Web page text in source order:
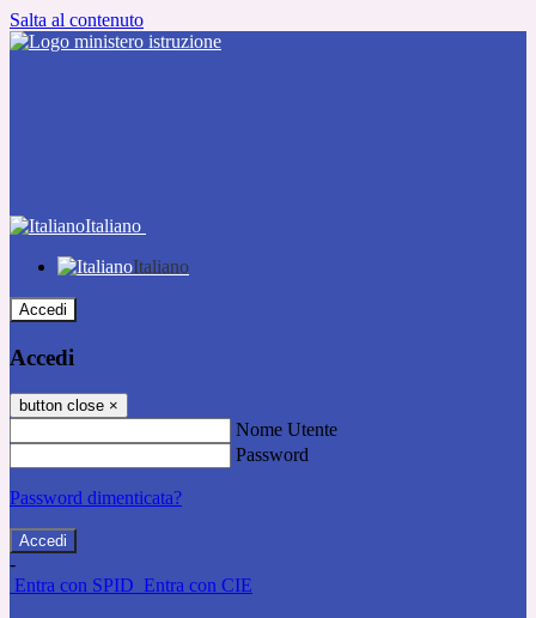
Salta al contenuto
Italiano
Italiano
Accedi
Accedi
button close ×
Nome Utente
Password
Password dimenticata?
-
Entra con SPID Entra con CIE